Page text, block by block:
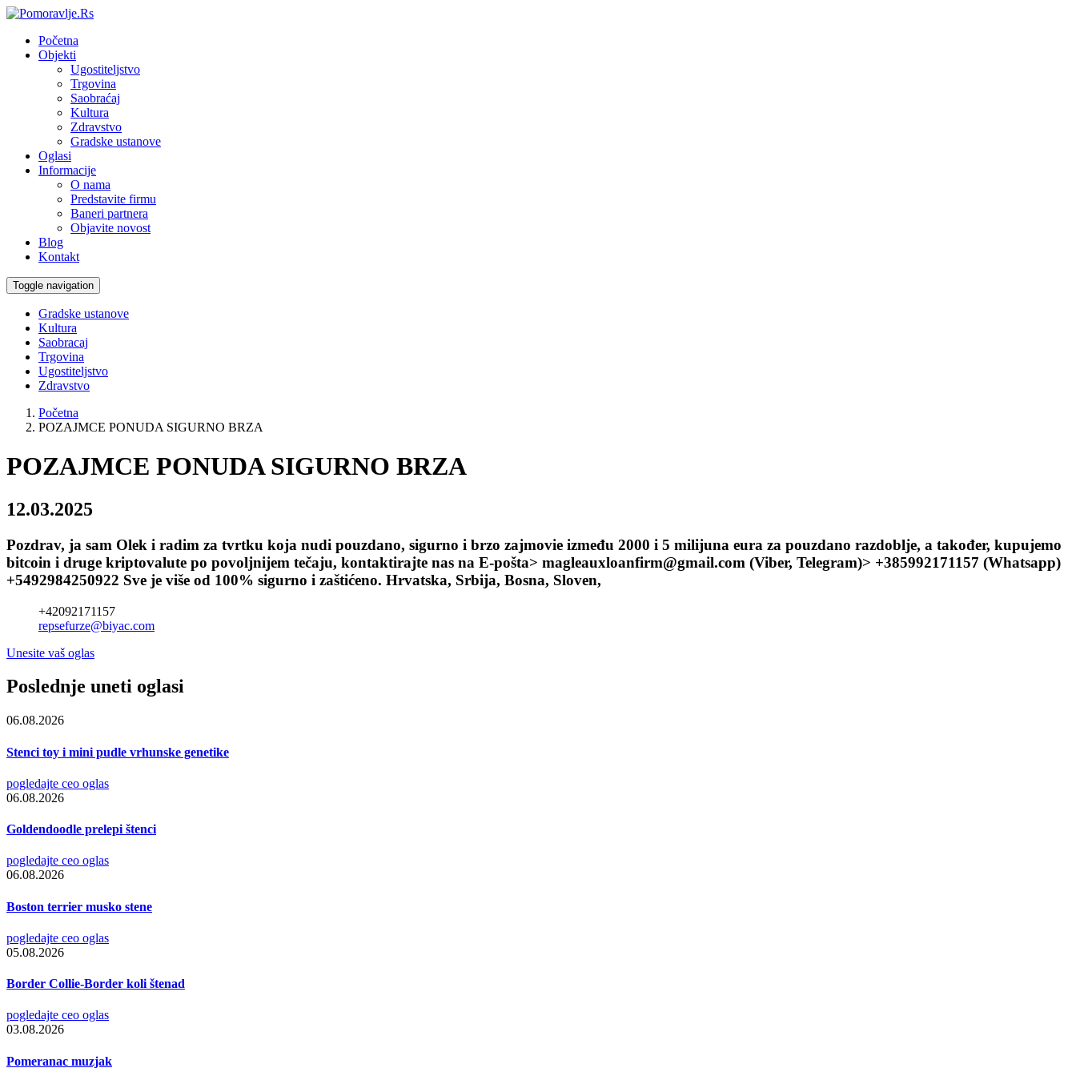
Početna
Objekti
Ugostiteljstvo
Trgovina
Saobraćaj
Kultura
Zdravstvo
Gradske ustanove
Oglasi
Informacije
O nama
Predstavite firmu
Baneri partnera
Objavite novost
Blog
Kontakt
Toggle navigation
Gradske ustanove
Kultura
Saobracaj
Trgovina
Ugostiteljstvo
Zdravstvo
Početna
POZAJMCE PONUDA SIGURNO BRZA
POZAJMCE PONUDA SIGURNO BRZA
12.03.2025
Pozdrav, ja sam Olek i radim za tvrtku koja nudi pouzdano, sigurno i brzo zajmovie između 2000 i 5 milijuna eura za pouzdano razdoblje, a također, kupujemo
bitcoin i druge kriptovalute po povoljnijem tečaju, kontaktirajte nas na E-pošta> magleauxloanfirm@gmail.com (Viber, Telegram)> +385992171157 (Whatsapp)
+5492984250922 Sve je više od 100% sigurno i zaštićeno. Hrvatska, Srbija, Bosna, Sloven,
+42092171157
repsefurze@biyac.com
Unesite vaš oglas
Poslednje uneti oglasi
06.08.2026
Stenci toy i mini pudle vrhunske genetike
pogledajte ceo oglas
06.08.2026
Goldendoodle prelepi štenci
pogledajte ceo oglas
06.08.2026
Boston terrier musko stene
pogledajte ceo oglas
05.08.2026
Border Collie-Border koli štenad
pogledajte ceo oglas
03.08.2026
Pomeranac muzjak